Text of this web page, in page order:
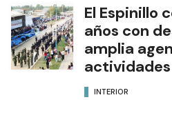
El Espinillo
años con
amplia
actividades
INTERIOR